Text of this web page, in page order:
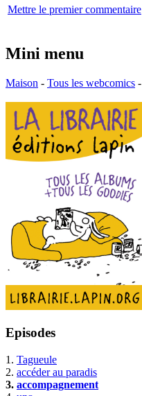
Mettre le premier commentaire
Mini menu
Maison - Tous les webcomics -
Episodes
1. Tagueule
2. accéder au paradis
3. accompagnement